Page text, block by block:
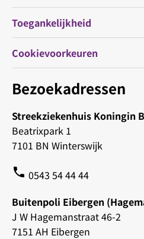
Bezoekadressen
Streekziekenhuis Koningin
Beatrixpark 1
7101 BN Winterswijk
phone 0543 54 44 44
Buitenpoli Eibergen
J W Hagemanstraat 46-2
7151 AH Eibergen
Toegankelijkheid
Cookievoorkeuren